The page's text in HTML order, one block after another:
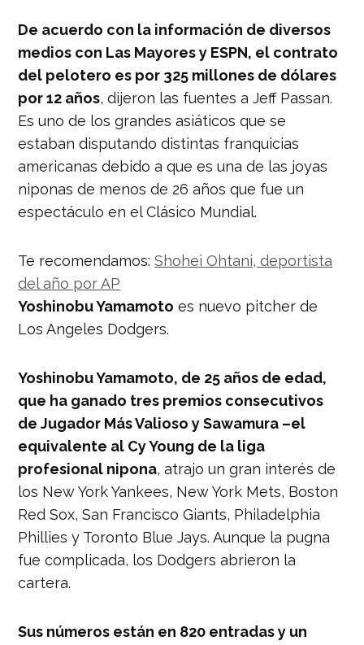
De acuerdo con la información de diversos
medios con Las Mayores y ESPN, el contrato
del pelotero es por 325 millones de dólares
por 12 años, dijeron las fuentes a Jeff Passan.
Es uno de los grandes asiáticos que se
estaban disputando distintas franquicias
americanas debido a que es una de las joyas
niponas de menos de 26 años que fue un
espectáculo en el Clásico Mundial.
Te recomendamos:Shohei Ohtani, deportista
del año por AP
Yoshinobu Yamamoto es nuevo pitcher de
Los Angeles Dodgers.
Yoshinobu Yamamoto, de 25 años de edad,
que ha ganado tres premios consecutivos
de Jugador Más Valioso y Sawamura –el
equivalente al Cy Young de la liga
profesional nipona, atrajo un gran interés de
los New York Yankees, New York Mets, Boston
Red Sox, San Francisco Giants, Philadelphia
Phillies y Toronto Blue Jays. Aunque la pugna
fue complicada, los Dodgers abrieron la
cartera.
Sus números están en 820 entradas y un